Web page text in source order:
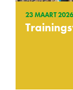
23 MAART 2026